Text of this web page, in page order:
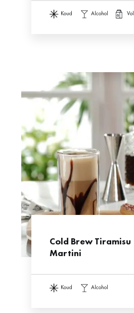
koud alcohol vol
Cold Brew Tiramisu
Martini
koud alcohol